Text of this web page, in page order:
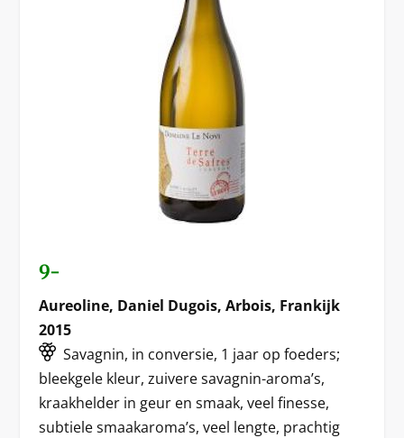
9-
Aureoline, Daniel Dugois, Arbois, Frankijk
2015
Savagnin, in conversie, 1 jaar op foeders;
bleekgele kleur, zuivere savagnin-aroma’s,
kraakhelder in geur en smaak, veel finesse,
subtiele smaakaroma’s, veel lengte, prachtig